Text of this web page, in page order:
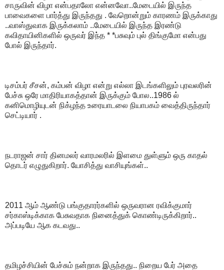
சாருவின் விழா என்பதாலோ என்னவோ..மேடையில் இருந்த
பாவைகளை பார்த்து இருந்தது . வேறொன்றும் காரணம் இருக்காது
..வாஸ்துவாக இருக்கலாம் ..மேடையில் இருந்த இரண்டு
கவிதாயினிகளில் ஒருவர் இந்த * *பசுவும் புல் திங்குமோ என்பது
போல் இருந்தார்.
டிசம்பர் சீசன், கம்பன் விழா என்று எல்லா இடங்களிலும் புரவலரின்
பேச்சு ஒரே மாதிரியாகத்தான் இருக்கும் போல..1986 ல்
கனிமொழியுடன் நிக்ழந்த உரையாடலை நியாபகம் வைத்திருந்தார்
செட்டியார் .
நடராஜன் சார் தினமலர் வாரமலரில் இளமை துள்ளும் ஒரு காதல்
தொடர் எழுதுகிறார். யோசித்து வாசியுங்கள்..
2011 ஆம் ஆண்டு பங்குதாரர்களில் ஒருவரான ரவிக்குமார்
சர்காஸ்டிக்காக பேசுவதாக நினைத்துக் கொண்டிருக்கிறார்..
அப்படியே ஆக கடவது..
தமிழச்சியின் பேச்சும் நன்றாக இருந்தது.. நிறைய பேர் அதை